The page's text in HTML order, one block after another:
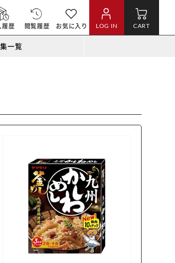
履歴 閲覧履歴 お気に入り LOG IN CART
一覧